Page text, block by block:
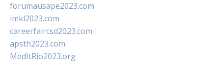
forumausape2023.com
imkl2023.com
careerfaircsd2023.com
apsth2023.com
MedItRio2023.org